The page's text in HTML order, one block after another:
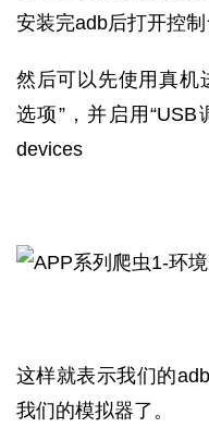
安装完adb后打开控
然后可以先使用真机
选项”，并启用
devices
这样就表示我们的
我们的模拟器了。